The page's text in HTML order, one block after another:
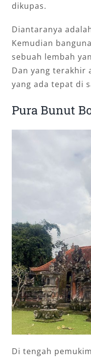
dikupas.
Diantaranya
Kemudian
sebuah lembah
Dan yang terakhir
yang ada tepat di
Pura Bunut
Di tengah